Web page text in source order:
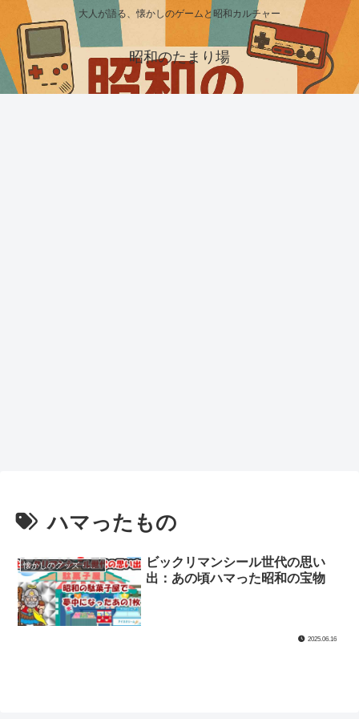
大人が語る、懐かしのゲームと昭和カルチャー
昭和のたまり場
ハマったもの
懐かしのグッズ・玩具
ビックリマンシール世代の思い
出：あの頃ハマった昭和の宝物
2025.06.16